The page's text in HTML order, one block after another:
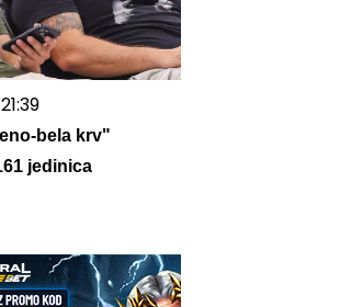
bela krv"
jedinica